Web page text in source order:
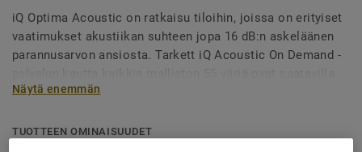
iQ Optima Acoustic on ratkaisu tiloihin, joissa on erityiset
vaatimukset akustiikan suhteen jopa 16 dB:n askeläänen
parannusarvon ansiosta. Tarkett iQ Acoustic On Demand -
akustiikkaversioina.
Lattia valmistetaan Ruotsin Ronnebyssä ja se on
Näytä enemmän
TUOTTEEN OMINAISUUDET